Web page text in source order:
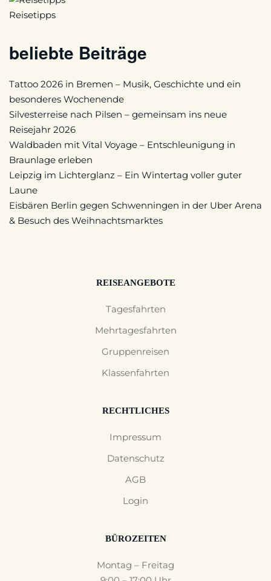
Reisetipps
beliebte Beiträge
Tattoo 2026 in Bremen – Musik, Geschichte und ein
besonderes Wochenende
Silvesterreise nach Pilsen – gemeinsam ins neue
Reisejahr 2026
Waldbaden mit Vital Voyage – Entschleunigung in
Braunlage erleben
Leipzig im Lichterglanz – Ein Wintertag voller guter
Laune
Eisbären Berlin gegen Schwenningen in der Uber Arena
& Besuch des Weihnachtsmarktes
REISEANGEBOTE
Tagesfahrten
Mehrtagesfahrten
Gruppenreisen
Klassenfahrten
RECHTLICHES
Impressum
Datenschutz
AGB
Login
BÜROZEITEN
Montag – Freitag